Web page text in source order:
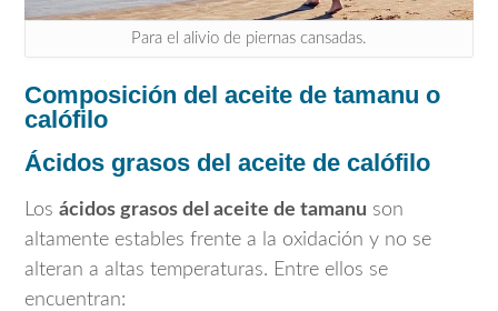
Para el alivio de piernas cansadas.
Composición del aceite de tamanu o
calófilo
Ácidos grasos del aceite de calófilo
Los ácidos grasos del aceite de tamanu son
altamente estables frente a la oxidación y no se
alteran a altas temperaturas. Entre ellos se
encuentran: